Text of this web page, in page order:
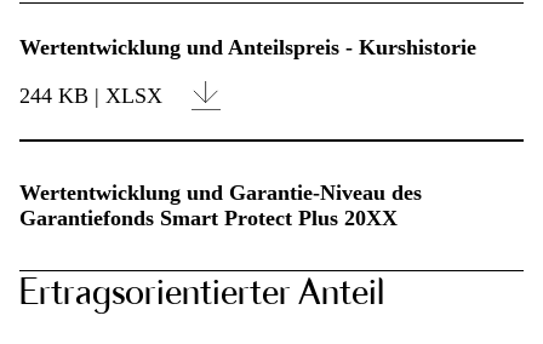
Wertentwicklung und Anteilspreis - Kurshistorie
244 KB | XLSX
Wertentwicklung und Garantie-Niveau des
Garantiefonds Smart Protect Plus 20XX
Smart Protect Basis
Ertragsorientierter Anteil